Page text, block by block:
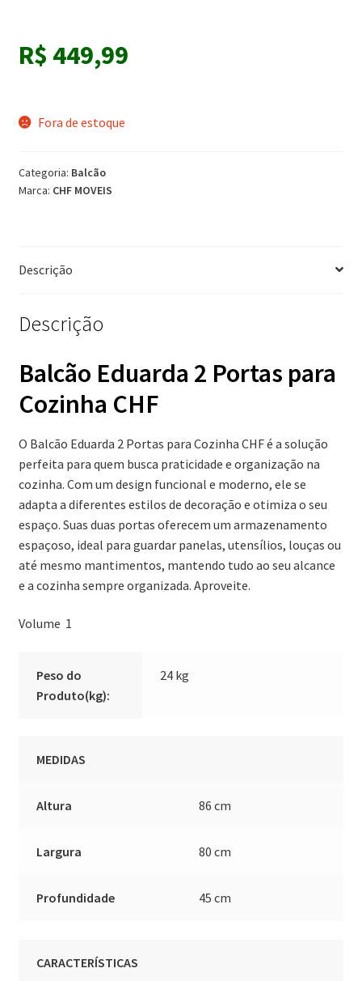
R$ 449,99
Fora de estoque
Categoria: Balcão
Marca: CHF MOVEIS
Descrição
Descrição
Balcão Eduarda 2 Portas para
Cozinha CHF
O Balcão Eduarda 2 Portas para Cozinha CHF é a solução
perfeita para quem busca praticidade e organização na
cozinha. Com um design funcional e moderno, ele se
adapta a diferentes estilos de decoração e otimiza o seu
espaço. Suas duas portas oferecem um armazenamento
espaçoso, ideal para guardar panelas, utensílios, louças ou
até mesmo mantimentos, mantendo tudo ao seu alcance
e a cozinha sempre organizada. Aproveite.
Volume 1
Peso do
Produto(kg):
24 kg
MEDIDAS
Altura 86 cm
Largura 80 cm
Profundidade 45 cm
CARACTERÍSTICAS